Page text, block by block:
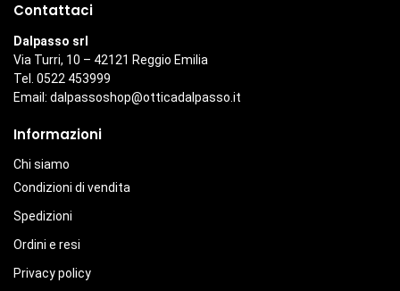
Contattaci
Dalpasso srl
Via Turri, 10 – 42121 Reggio Emilia
Tel. 0522 453999
Email: dalpassoshop@otticadalpasso.it
Informazioni
Chi siamo
Condizioni di vendita
Spedizioni
Ordini e resi
Privacy policy